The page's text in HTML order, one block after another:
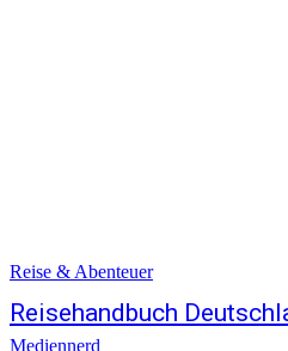
Reise & Abenteuer
Reisehandbuch
Mediennerd